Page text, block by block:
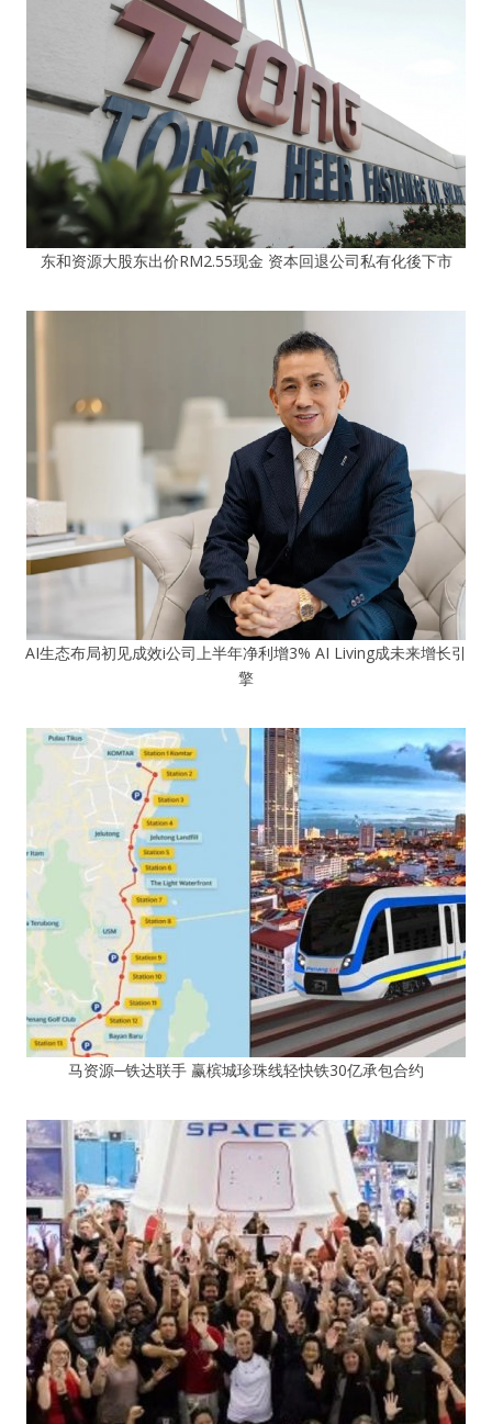
东和资源大股东出价RM2.55现金 资本回退公司私有化後下市
AI生态布局初见成效i公司上半年净利增3% AI Living成未来增长引
擎
马资源─铁达联手 赢槟城珍珠线轻快铁30亿承包合约